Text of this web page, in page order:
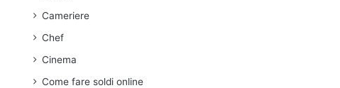
Cameriere
Chef
Cinema
Come fare soldi online